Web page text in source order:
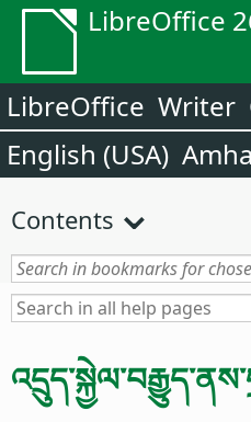
LibreOffice
LibreOffice Writer
English (USA)
Contents